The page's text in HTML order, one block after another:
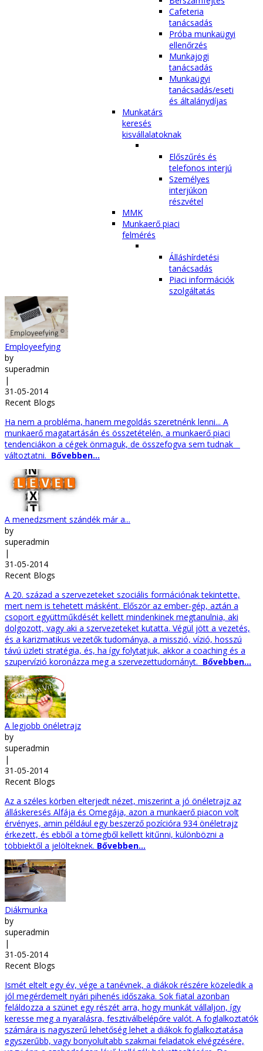
Cafeteria
tanácsadás
Próba munkaügyi
ellenőrzés
Munkajogi
tanácsadás
Munkaügyi
tanácsadás/eseti
és általánydíjas
Munkatárs
keresés
kisvállalatoknak
Előszűrés és
telefonos interjú
Személyes
interjúkon
részvétel
MMK
Munkaerő piaci
felmérés
Álláshírdetési
tanácsadás
Piaci információk
szolgáltatás
Employeefying
by
superadmin
|
31-05-2014
Recent Blogs
Ha nem a probléma, hanem megoldás szeretnénk lenni... A
munkaerő magatartásán és összetételén, a munkaerő piaci
tendenciákon a cégek önmaguk, de összefogva sem tudnak
változtatni. Bővebben...
A menedzsment szándék már a...
by
superadmin
|
31-05-2014
Recent Blogs
A 20. század a szervezeteket szociális formációnak tekintette,
mert nem is tehetett másként. Először az ember-gép, aztán a
csoport együttműkdését kellett mindenkinek megtanulnia, aki
dolgozott, vagy aki a szervezeteket kutatta. Végül jött a vezetés,
és a karizmatikus vezetők tudománya, a misszió, vízió, hosszú
távú üzleti stratégia, és, ha így folytatjuk, akkor a coaching és a
szupervízió koronázza meg a szervezettudományt. Bővebben...
A legjobb önéletrajz
by
superadmin
|
31-05-2014
Recent Blogs
Az a széles körben elterjedt nézet, miszerint a jó önéletrajz az
álláskeresés Alfája és Omegája, azon a munkaerő piacon volt
érvényes, amin például egy beszerző pozícióra 934 önéletrajz
érkezett, és ebből a tömegből kellett kitűnni, különbözni a
többiektől a jelölteknek. Bővebben...
Diákmunka
by
superadmin
|
31-05-2014
Recent Blogs
Ismét eltelt egy év, vége a tanévnek, a diákok részére közeledik a
jól megérdemelt nyári pihenés időszaka. Sok fiatal azonban
feláldozza a szünet egy részét arra, hogy munkát vállaljon, így
keresse meg a nyaralásra, fesztiválbelépőre valót. A foglalkoztatók
számára is nagyszerű lehetőség lehet a diákok foglalkoztatása
egyszerűbb, vagy bonyolultabb szakmai feladatok elvégzésére,